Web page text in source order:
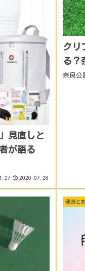
見直しと
が語る
2026.07.28
クリ
る？
奈良公
健康と